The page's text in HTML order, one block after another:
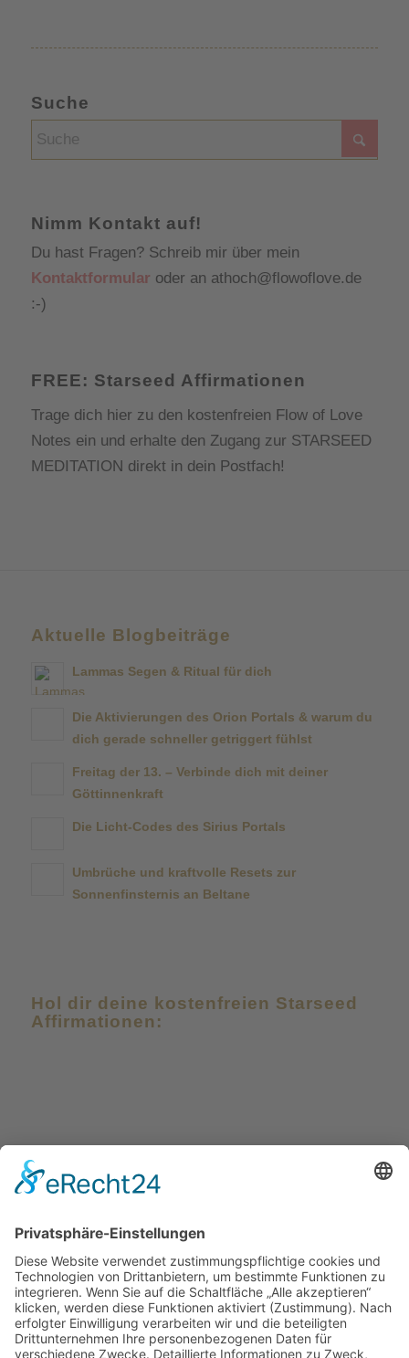
Suche
Nimm Kontakt auf!
Du hast Fragen? Schreib mir über mein
Kontaktformular oder an athoch@flowoflove.de
:-)
FREE: Starseed Affirmationen
Trage dich hier zu den kostenfreien Flow of Love
Notes ein und erhalte den Zugang zur STARSEED
MEDITATION direkt in dein Postfach!
Aktuelle Blogbeiträge
Lammas Segen & Ritual für dich
Die Aktivierungen des Orion Portals & warum du
dich gerade schneller getriggert fühlst
Freitag der 13. – Verbinde dich mit deiner
Göttinnenkraft
Die Licht-Codes des Sirius Portals
Umbrüche und kraftvolle Resets zur
Sonnenfinsternis an Beltane
Hol dir deine kostenfreien Starseed
Affirmationen:
Seiten
About
Meine Angebote
Zum Blog
Kontakt